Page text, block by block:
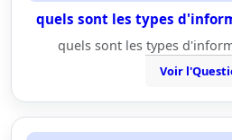
quels sont les types
quels sont les types
Voir